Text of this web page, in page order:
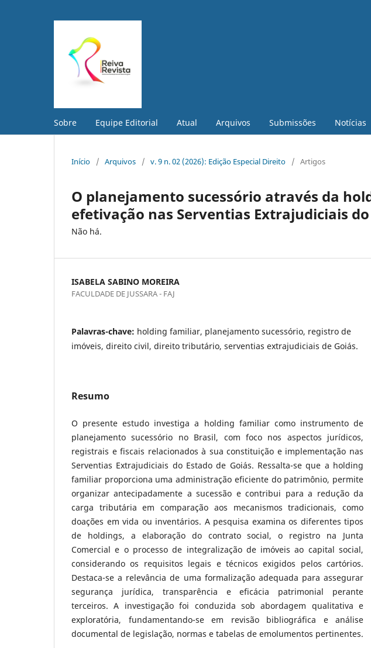
Sobre Equipe Editorial Atual Arquivos Submissões Notícias
Início / Arquivos / v. 9 n. 02 (2026): Edição Especial Direito / Artigos
O planejamento sucessório através da
efetivação nas Serventias Extrajudiciais do
Não há.
ISABELA SABINO MOREIRA
FACULDADE DE JUSSARA - FAJ
Palavras-chave: holding familiar, planejamento sucessório, registro de
imóveis, direito civil, direito tributário, serventias extrajudiciais de Goiás.
Resumo
O presente estudo investiga a holding familiar como instrumento de
planejamento sucessório no Brasil, com foco nos aspectos jurídicos,
registrais e fiscais relacionados à sua constituição e implementação nas
Serventias Extrajudiciais do Estado de Goiás. Ressalta-se que a holding
familiar proporciona uma administração eficiente do patrimônio, permite
organizar antecipadamente a sucessão e contribui para a redução da
carga tributária em comparação aos mecanismos tradicionais, como
doações em vida ou inventários. A pesquisa examina os diferentes tipos
de holdings, a elaboração do contrato social, o registro na Junta
Comercial e o processo de integralização de imóveis ao capital social,
considerando os requisitos legais e técnicos exigidos pelos cartórios.
Destaca-se a relevância de uma formalização adequada para assegurar
segurança jurídica, transparência e eficácia patrimonial perante
terceiros. A investigação foi conduzida sob abordagem qualitativa e
exploratória, fundamentando-se em revisão bibliográfica e análise
documental de legislação, normas e tabelas de emolumentos pertinentes.